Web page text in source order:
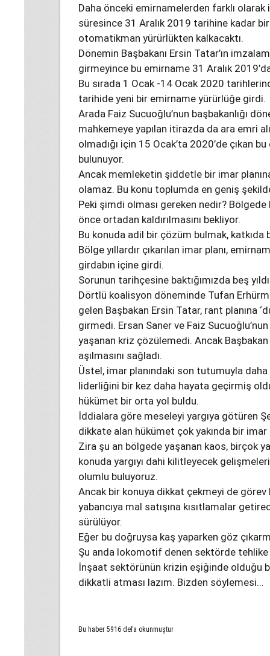
Daha önceki emirnamelerden farklı
süresince 31 Aralık 2019 tarihine kadar
otomatikman yürürlükten kalkacaktı.
Dönemin Başbakanı Ersin Tatar’ın
girmeyince bu emirname 31 Aralık
Bu sırada 1 Ocak -14 Ocak 2020
tarihide yeni bir emirname yürürlüğe girdi.
Arada Faiz Sucuoğlu’nun başbakanlığı
mahkemeye yapılan itirazda da ara emri
olmadığı için 15 Ocak’ta 2020’de çıkan
bulunuyor.
Ancak memleketin şiddetle bir imar
olamaz. Bu konu toplumda en geniş
Peki şimdi olması gereken nedir? Bölgede
önce ortadan kaldırılmasını bekliyor.
Bu konuda adil bir çözüm bulmak,
Bölge yıllardır çıkarılan imar planı,
girdabın içine girdi.
Sorunun tarihçesine baktığımızda beş
Dörtlü koalisyon döneminde Tufan
gelen Başbakan Ersin Tatar, rant planına
girmedi. Ersan Saner ve Faiz
yaşanan kriz çözülemedi. Ancak
aşılmasını sağladı.
Üstel, imar planındaki son tutumuyla
liderliğini bir kez daha hayata geçirmiş
hükümet bir orta yol buldu.
İddialara göre meseleyi yargıya götüren
dikkate alan hükümet çok yakında bir imar
Zira şu an bölgede yaşanan kaos, birçok
konuda yargıyı dahi kilitleyecek
olumlu buluyoruz.
Ancak bir konuya dikkat çekmeyi de görev
yabancıya mal satışına kısıtlamalar
sürülüyor.
Eğer bu doğruysa kaş yaparken göz
Şu anda lokomotif denen sektörde tehlike
İnşaat sektörünün krizin eşiğinde olduğu
dikkatli atması lazım. Bizden söylemesi…
Bu haber 5916 defa okunmuştur